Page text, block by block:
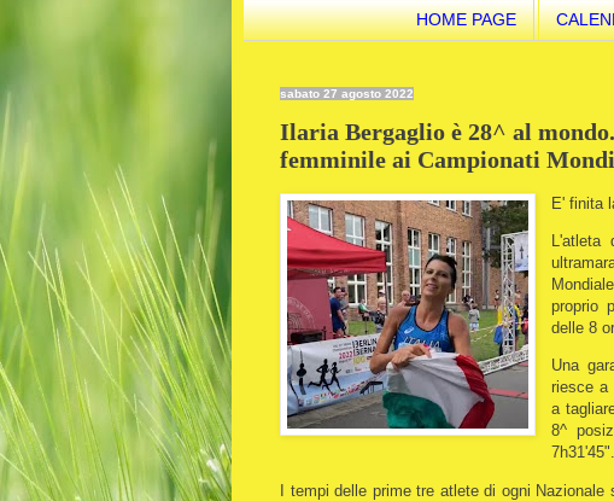
HOME PAGE
sabato 27 agosto 2022
Ilaria Bergaglio è 28^ al
femminile ai Campionati
E' finita
L'atleta
proprio
delle 8
Una
riesce a
a
8^
7h31'45".
I tempi delle prime tre atlete di ogni